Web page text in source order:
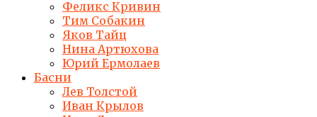
Феликс Кривин
Тим Собакин
Яков Тайц
Нина Артюхова
Юрий Ермолаев
Басни
Лев Толстой
Иван Крылов